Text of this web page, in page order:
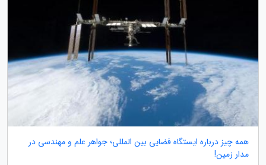
همه چیز درباره ایستگاه فضایی بین المللی؛ جواهر علم و مهندسی در
مدار زمین!